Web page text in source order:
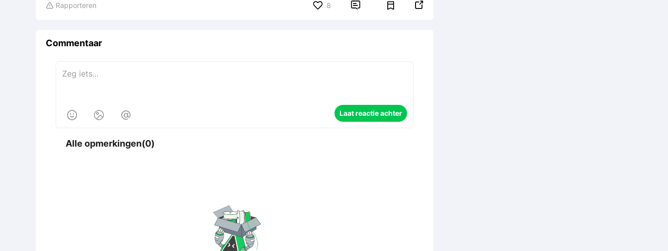
 Rapporteren 8  
Commentaar
   Laat reactie achter
Alle opmerkingen(0)